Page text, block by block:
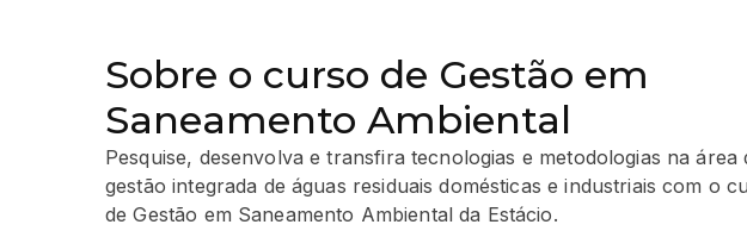
Sobre o curso de Gestão em
Saneamento Ambiental
Pesquise, desenvolva e transfira tecnologias e metodologias na área
gestão integrada de águas residuais domésticas e industriais com o
de Gestão em Saneamento Ambiental da Estácio.